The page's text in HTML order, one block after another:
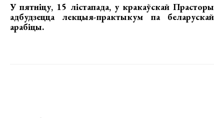
У пятніцу, 15 лістапада, у кракаўскай Прасторы
адбудзецца лекцыя-практыкум па беларускай
арабіцы.